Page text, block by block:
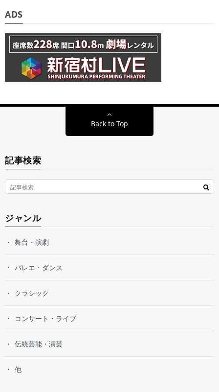
ADS
Back to Top
記事検索
ジャンル
舞台・演劇
バレエ・ダンス
クラシック
コンサート・ライブ
伝統芸能・演芸
他